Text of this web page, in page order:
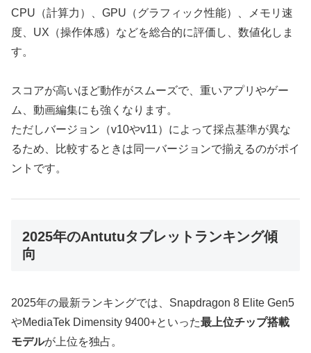
CPU（計算力）、GPU（グラフィック性能）、メモリ速
度、UX（操作体感）などを総合的に評価し、数値化しま
す。
スコアが高いほど動作がスムーズで、重いアプリやゲー
ム、動画編集にも強くなります。
ただしバージョン（v10やv11）によって採点基準が異な
るため、比較するときは同一バージョンで揃えるのがポイ
ントです。
2025年のAntutuタブレットランキング傾
向
2025年の最新ランキングでは、Snapdragon 8 Elite Gen5
やMediaTek Dimensity 9400+といった最上位チップ搭載
モデルが上位を独占。